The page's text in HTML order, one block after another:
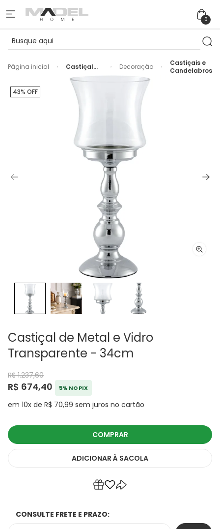
0
Página inicial
Castiçal
de Metal e
Vidro
Transparente
- 34cm
Decoração
Castiçais e
Candelabros
Castiçal de Metal e Vidro
Transparente - 34cm
R$ 1.237,60
R$ 674,40 5% NO PIX
em 10x de R$ 70,99 sem juros no cartão
43% OFF
COMPRAR
ADICIONAR À SACOLA
CONSULTE FRETE E PRAZO: